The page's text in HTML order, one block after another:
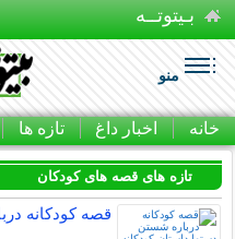
بـیتوتــه
منو
خانه اخبار داغ تازه ها
تازه های قصه های کودکان
قصه کودکانه